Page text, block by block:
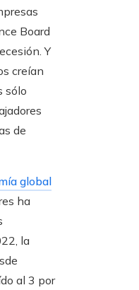
Board
Y
creían
sólo
de
global
ha
la
al 3 por